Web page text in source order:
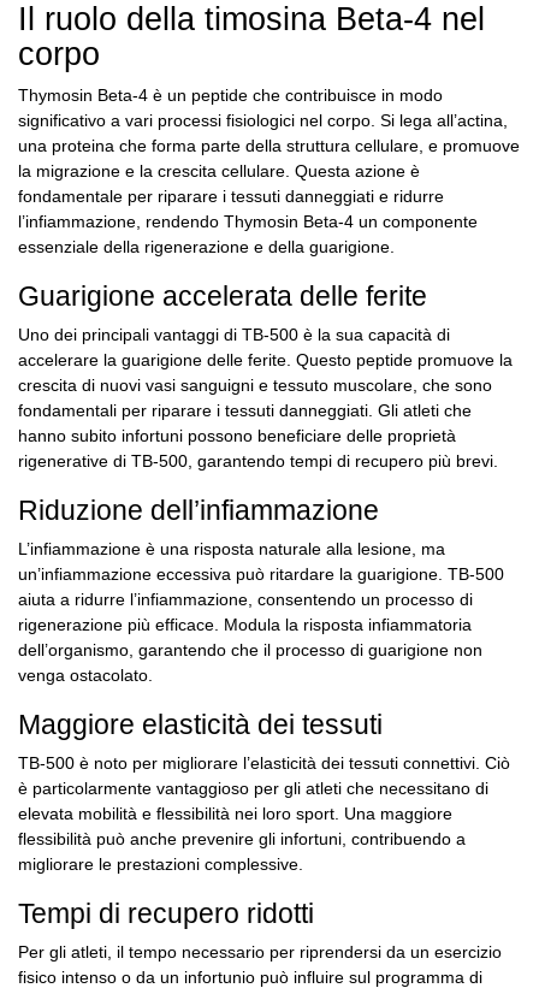
Il ruolo della timosina Beta-4 nel
corpo
Thymosin Beta-4 è un peptide che contribuisce in modo
significativo a vari processi fisiologici nel corpo. Si lega all’actina,
una proteina che forma parte della struttura cellulare, e promuove
la migrazione e la crescita cellulare. Questa azione è
fondamentale per riparare i tessuti danneggiati e ridurre
l’infiammazione, rendendo Thymosin Beta-4 un componente
essenziale della rigenerazione e della guarigione.
Guarigione accelerata delle ferite
Uno dei principali vantaggi di TB-500 è la sua capacità di
accelerare la guarigione delle ferite. Questo peptide promuove la
crescita di nuovi vasi sanguigni e tessuto muscolare, che sono
fondamentali per riparare i tessuti danneggiati. Gli atleti che
hanno subito infortuni possono beneficiare delle proprietà
rigenerative di TB-500, garantendo tempi di recupero più brevi.
Riduzione dell’infiammazione
L’infiammazione è una risposta naturale alla lesione, ma
un’infiammazione eccessiva può ritardare la guarigione. TB-500
aiuta a ridurre l’infiammazione, consentendo un processo di
rigenerazione più efficace. Modula la risposta infiammatoria
dell’organismo, garantendo che il processo di guarigione non
venga ostacolato.
Maggiore elasticità dei tessuti
TB-500 è noto per migliorare l’elasticità dei tessuti connettivi. Ciò
è particolarmente vantaggioso per gli atleti che necessitano di
elevata mobilità e flessibilità nei loro sport. Una maggiore
flessibilità può anche prevenire gli infortuni, contribuendo a
migliorare le prestazioni complessive.
Tempi di recupero ridotti
Per gli atleti, il tempo necessario per riprendersi da un esercizio
fisico intenso o da un infortunio può influire sul programma di